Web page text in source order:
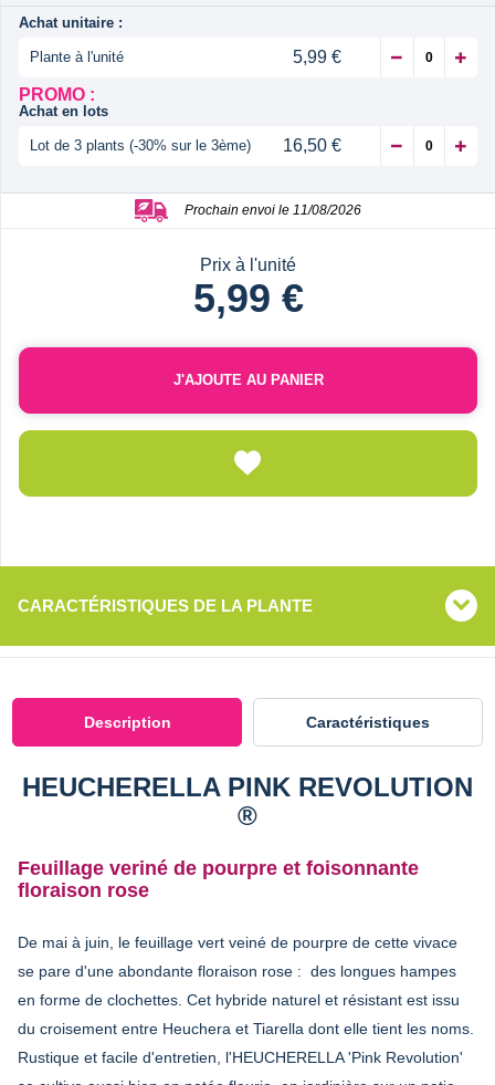
Achat unitaire :
Plante à l'unité
5,99 €
PROMO :
Achat en lots
Lot de 3 plants (-30% sur le 3ème) 16,50 €
Prochain envoi le 11/08/2026
Prix à l'unité
5,99 €
J'AJOUTE AU PANIER
CARACTÉRISTIQUES DE LA PLANTE
Description Caractéristiques
HEUCHERELLA PINK REVOLUTION
®
Feuillage veriné de pourpre et foisonnante
floraison rose
De mai à juin, le feuillage vert veiné de pourpre de cette vivace
se pare d'une abondante floraison rose : des longues hampes
en forme de clochettes. Cet hybride naturel et résistant est issu
du croisement entre Heuchera et Tiarella dont elle tient les noms.
Rustique et facile d'entretien, l'HEUCHERELLA 'Pink Revolution'